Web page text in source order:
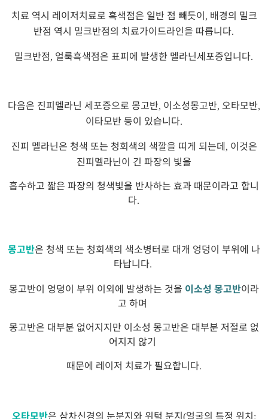
치료 역시 레이저치료로 흑색점은 일반 점 빼듯이, 배경의 밀크
반점 역시 밀크반점의 치료가이드라인을 따릅니다.
밀크반점, 얼룩흑색점은 표피에 발생한 멜라닌세포증입니다.
다음은 진피멜라닌 세포증으로 몽고반, 이소성몽고반,오타모반,
이타모반 등이 있습니다.
진피 멜라닌은 청색 또는 청회색의 색깔을 띠게 되는데, 이것은
진피멜라닌이 긴 파장의 빛을
흡수하고 짧은 파장의 청색빛을 반사하는 효과 때문이라고 합니
다.
몽고반은 청색 또는 청회색의 색소병터로 대개 엉덩이 부위에 나
타납니다.
몽고반이 엉덩이 부위 이외에 발생하는 것을 이소성 몽고반이라
고 하며
몽고반은 대부분 없어지지만 이소성 몽고반은 대부분 저절로 없
어지지 않기
때문에 레이저 치료가 필요합니다.
오타모반은 삼차신경의 눈분지와 위턱 분지(얼굴의 특정 위치: